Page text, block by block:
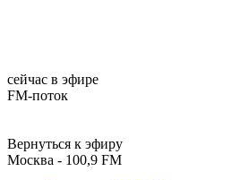
сейчас в эфире
FM-поток
Вернуться к эфиру
Москва - 100,9 FM